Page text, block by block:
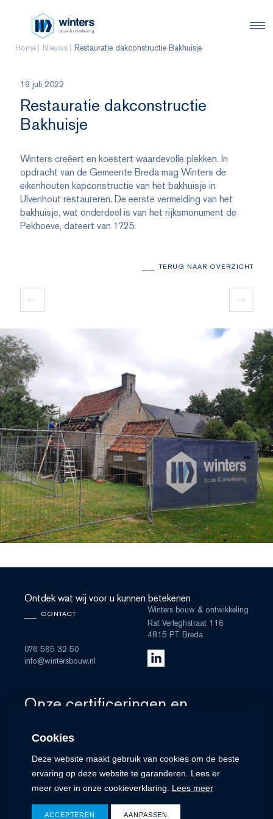
Cookies
Deze website maakt gebruik van cookies om de beste
ervaring op deze website te garanderen. Lees er
meer over in onze cookieverklaring. Lees meer
ACCEPTEREN AANPASSEN
Home Nieuws Restauratie dakconstructie Bakhuisje
19 juli 2022
Restauratie dakconstructie
Bakhuisje
Winters creëert en koestert waardevolle plekken. In
opdracht van de Gemeente Breda mag Winters de
eikenhouten kapconstructie van het bakhuisje in
Ulvenhout restaureren. De eerste vermelding van het
bakhuisje, wat onderdeel is van het rijksmonument de
Pekhoeve, dateert van 1725.
TERUG NAAR OVERZICHT
Ontdek wat wij voor u kunnen betekenen
CONTACT
076 565 32 50
info@wintersbouw.nl
Winters bouw & ontwikkeling
Rat Verleghstraat 116
4815 PT Breda
Onze certificeringen en